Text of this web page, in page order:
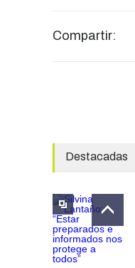
Compartir:
Destacadas